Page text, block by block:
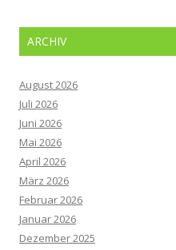
ARCHIV
August 2026
Juli 2026
Juni 2026
Mai 2026
April 2026
März 2026
Februar 2026
Januar 2026
Dezember 2025